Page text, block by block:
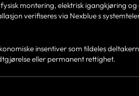
montering, elektrisk igangkjøring
verifiseres via Nexblue s
insentiver som tildeles
eller permanent rettighet.